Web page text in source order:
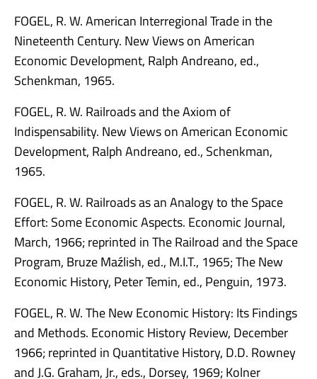
FOGEL, R. W. American Interregional Trade in the
Nineteenth Century. New Views on American
Economic Development, Ralph Andreano, ed.,
Schenkman, 1965.
FOGEL, R. W. Railroads and the Axiom of
Indispensability. New Views on American Economic
Development, Ralph Andreano, ed., Schenkman,
1965.
FOGEL, R. W. Railroads as an Analogy to the Space
Effort: Some Economic Aspects. Economic Journal,
March, 1966; reprinted in The Railroad and the Space
Program, Bruze Maźlish, ed., M.I.T., 1965; The New
Economic History, Peter Temin, ed., Penguin, 1973.
FOGEL, R. W. The New Economic History: Its Findings
and Methods. Economic History Review, December
1966; reprinted in Quantitative History, D.D. Rowney
and J.G. Graham, Jr., eds., Dorsey, 1969; Kolner